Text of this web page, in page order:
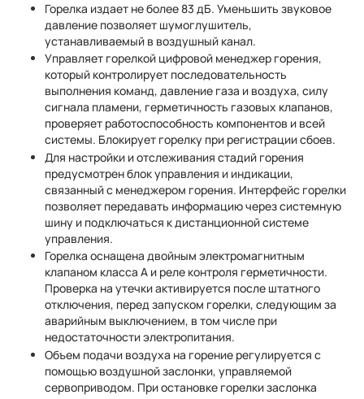
Горелка издает не более 83 дБ. Уменьшить звуковое
давление позволяет шумоглушитель,
устанавливаемый в воздушный канал.
Управляет горелкой цифровой менеджер горения,
который контролирует последовательность
выполнения команд, давление газа и воздуха, силу
сигнала пламени, герметичность газовых клапанов,
проверяет работоспособность компонентов и всей
системы. Блокирует горелку при регистрации сбоев.
Для настройки и отслеживания стадий горения
предусмотрен блок управления и индикации,
связанный с менеджером горения. Интерфейс горелки
позволяет передавать информацию через системную
шину и подключаться к дистанционной системе
управления.
Горелка оснащена двойным электромагнитным
клапаном класса А и реле контроля герметичности.
Проверка на утечки активируется после штатного
отключения, перед запуском горелки, следующим за
аварийным выключением, в том числе при
недостаточности электропитания.
Объем подачи воздуха на горение регулируется с
помощью воздушной заслонки, управляемой
сервоприводом. При остановке горелки заслонка